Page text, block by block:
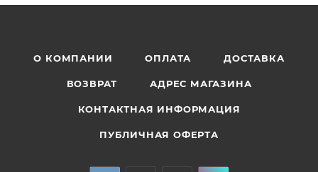
О КОМПАНИИ ОПЛАТА ДОСТАВКА
ВОЗВРАТ АДРЕС МАГАЗИНА
КОНТАКТНАЯ ИНФОРМАЦИЯ
ПУБЛИЧНАЯ ОФЕРТА